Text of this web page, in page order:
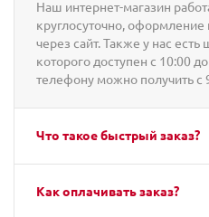
Наш интернет-магазин
круглосуточно,
через сайт. Также у нас
которого доступен с 10:00
телефону можно получить с
Что такое быстрый заказ?
Как оплачивать заказ?